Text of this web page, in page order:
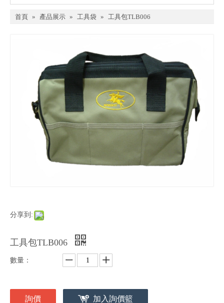
首頁 » 產品展示 » 工具袋 » 工具包TLB006
分享到:
工具包TLB006
數量：
詢價 加入詢價籃